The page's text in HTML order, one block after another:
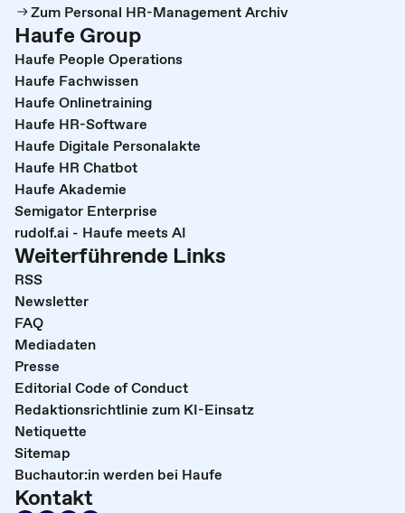
Zum Personal HR-Management Archiv
Haufe Group
Haufe People Operations
Haufe Fachwissen
Haufe Onlinetraining
Haufe HR-Software
Haufe Digitale Personalakte
Haufe HR Chatbot
Haufe Akademie
Semigator Enterprise
rudolf.ai - Haufe meets AI
Weiterführende Links
RSS
Newsletter
FAQ
Mediadaten
Presse
Editorial Code of Conduct
Redaktionsrichtlinie zum KI-Einsatz
Netiquette
Sitemap
Buchautor:in werden bei Haufe
Kontakt